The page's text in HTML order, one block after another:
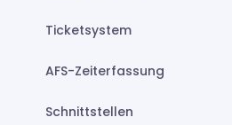
Ticketsystem
AFS-Zeiterfassung
Schnittstellen